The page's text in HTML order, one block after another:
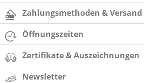
Zahlungsmethoden & Versand
Öffnungszeiten
Zertifikate & Auszeichnungen
Newsletter